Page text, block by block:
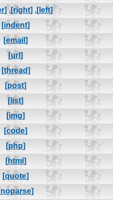
[left]
,
[right]
,
[center]
[indent]
[email]
[url]
[thread]
[post]
[list]
[img]
[code]
[php]
[html]
[quote]
[noparse]